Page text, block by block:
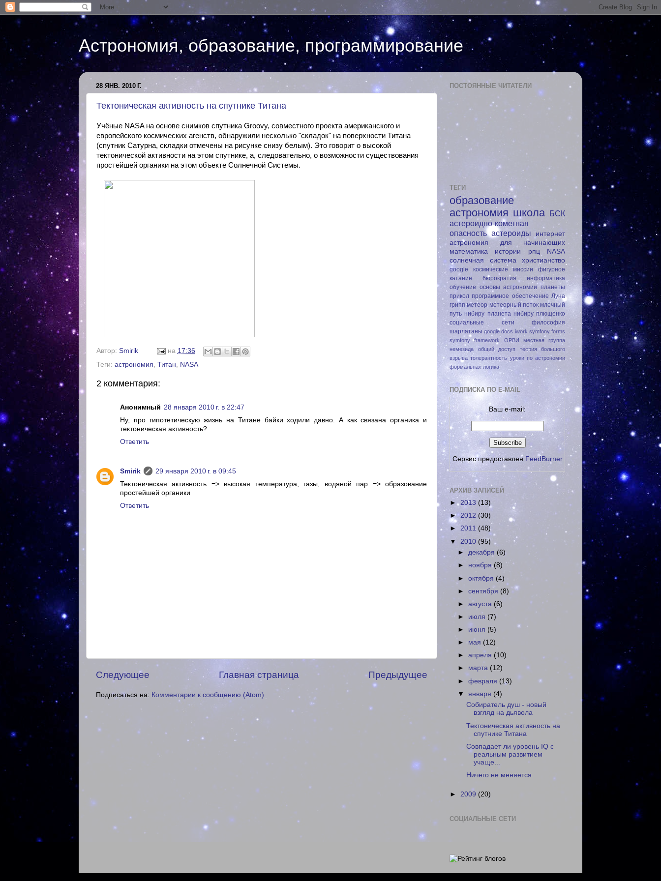
Астрономия, образование, программирование
28 ЯНВ. 2010 Г.
Тектоническая активность на спутнике Титана
Учёные NASA на основе снимков спутника Groovy, совместного проекта американского и
европейского космических агенств, обнаружили несколько "складок" на поверхности Титана
(спутник Сатурна, складки отмечены на рисунке снизу белым). Это говорит о высокой
тектонической активности на этом спутнике, а, следовательно, о возможности существования
простейшей органики на этом объекте Солнечной Системы.
Автор: Smirik на 17:36
Теги: астрономия Титан NASA
2 комментария:
Анонимный 28 января 2010 г. в 22:47
Ну, про гипотетическую жизнь на Титане байки ходили давно. А как связана органика и
тектоническая активность?
Ответить
Smirik
29 января 2010 г. в 09:45
Тектоническая активность => высокая температура, газы, водяной пар => образование
простейшей органики
Ответить
Следующее Предыдущее
Главная страница
Подписаться на: Комментарии к сообщению (Atom)
ПОСТОЯННЫЕ ЧИТАТЕЛИ
ТЕГИ
образование
астрономия школа БСК
астероидно-кометная
опасность астероиды
интернет
астрономия для начинающих
математика
истории рпц
NASA
солнечная система
христианство
google космические миссии
фигурное
катание
бюрократия
информатика
обучение основы астрономии планеты
прикол программное обеспечение Луна
грипп метеор метеорный поток млечный
путь нибиру планета нибиру плющенко
социальные сети
философия
шарлатаны google docs iwork symfony forms
symfony framework
ОРВИ
местная группа
немезида
общий доступ
теория большого
взрыва толерантность уроки по астрономии
формальная логика
ПОДПИСКА ПО E-MAIL
Ваш e-mail:
Сервис предоставлен FeedBurner
АРХИВ ЗАПИСЕЙ
►2013 (13)
►2012 (30)
► 2011 (48)
▼ 2010 (95)
►декабря (6)
► ноября(8)
►октября (4)
►сентября (8)
►августа (6)
► июля (7)
► июня (5)
► мая (12)
►апреля(10)
► марта (12)
►февраля (13)
▼ января (4)
Собиратель душ - новый
взгляд на дьявола
Тектоническая активность на
спутнике Титана
Совпадает ли уровень IQ с
реальным развитием
учаще...
Ничего не меняется
► 2009 (20)
СОЦИАЛЬНЫЕ СЕТИ